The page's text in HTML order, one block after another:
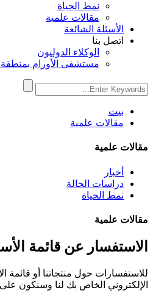
نمط الحياة
مقالات علمية
الأسئلة الشائعة
اتصل بنا
الوكلاء الدوليون
مستشفى الأورام
بيت
مقالات علمية
مقالات علمية
أخبار
دراسات الحالة
نمط الحياة
مقالات علمية
الاستفسار عن قائمة
للاستفسارات حول منتجاتنا أو قائمة
الإلكتروني الخاص بك لنا وسنكون على